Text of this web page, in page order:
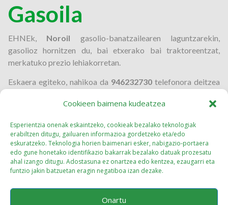
Cookieen baimena kudeatzea
Esperientzia onenak eskaintzeko, cookieak bezalako teknologiak
erabiltzen ditugu, gailuaren informazioa gordetzeko eta/edo
eskuratzeko. Teknologia horien baimenari esker, nabigazio-portaera
edo gune honetako identifikazio bakarrak bezalako datuak prozesatu
ahal izango ditugu. Adostasuna ez onartzea edo kentzea, ezaugarri eta
funtzio jakin batzuetan eragin negatiboa izan dezake.
Onartu
Gasoila
EHNEk, Noroil gasolio-banatzailearen laguntzarekin,
gasolioz hornitzen du, bai etxerako bai traktoreentzat,
merkatuko prezio lehiakorretan.
Eskaera egiteko, nahikoa da 946232730 telefonora deitzea